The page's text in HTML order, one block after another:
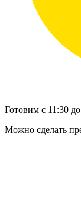
Готовим с 11:30
Можно сделать